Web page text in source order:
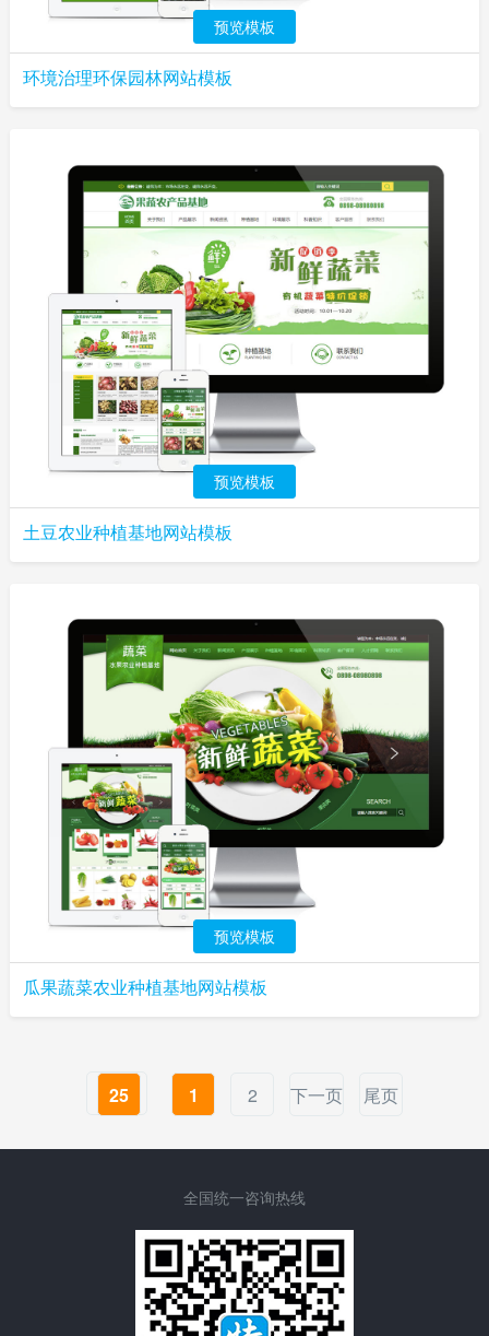
预览模板
环境治理环保园林网站模板
预览模板
土豆农业种植基地网站模板
预览模板
瓜果蔬菜农业种植基地网站模板
25 1 2 下一页 尾页
全国统一咨询热线